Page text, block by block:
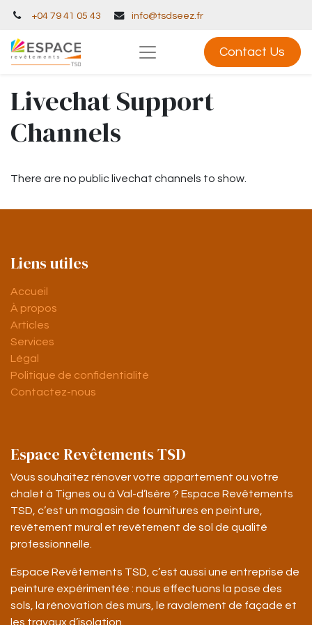
+04 79 41 05 43 info@tsdseez.fr
Contact Us
Livechat Support
Channels
There are no public livechat channels to show.
Liens utiles
Accueil
À propos
Articles
Services
Légal
Politique de confidentialité
Contactez-nous
Espace Revêtements TSD
Vous souhaitez rénover votre appartement ou votre
chalet à Tignes ou à Val-d’Isère ? Espace Revêtements
TSD, c’est un magasin de fournitures en peinture,
revêtement mural et revêtement de sol de qualité
professionnelle.
Espace Revêtements TSD, c’est aussi une entreprise de
peinture expérimentée : nous effectuons la pose des
sols, la rénovation des murs, le ravalement de façade et
les travaux d’isolation.